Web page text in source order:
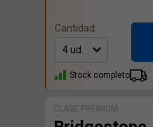
Cantidad:
Stock completo
CLASE PREMIUM